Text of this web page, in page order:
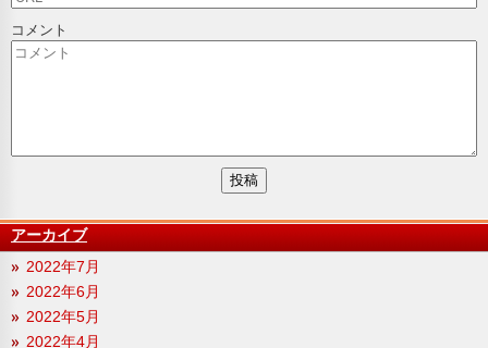
コメント
アーカイブ
2022年7月
2022年6月
2022年5月
2022年4月